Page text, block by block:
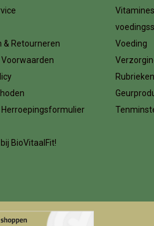
& Retourneren
Herroepingsformulier
BioVitaalFit!
Voeding
Rubrieken